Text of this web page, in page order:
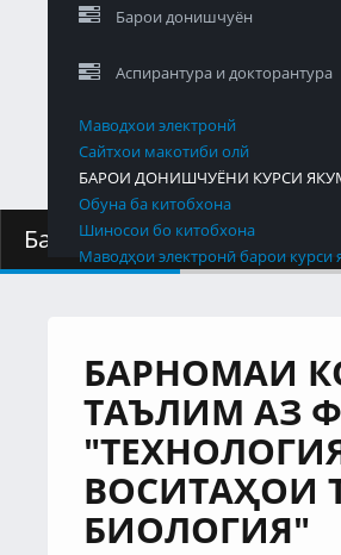
Барои донишчуён
Аспирантура и докторантура
Маводхои электронй
Сайтхои макотиби олй
БАРОИ ДОНИШЧУЁНИ КУРСИ
Обуна ба китобхона
Шиносои бо китобхона
Маводҳои электронӣ барои курси
Барномаҳо
БАРНОМАИ
ТАЪЛИМ АЗ
ВОСИТАҲОИ
БИОЛОГИЯ"